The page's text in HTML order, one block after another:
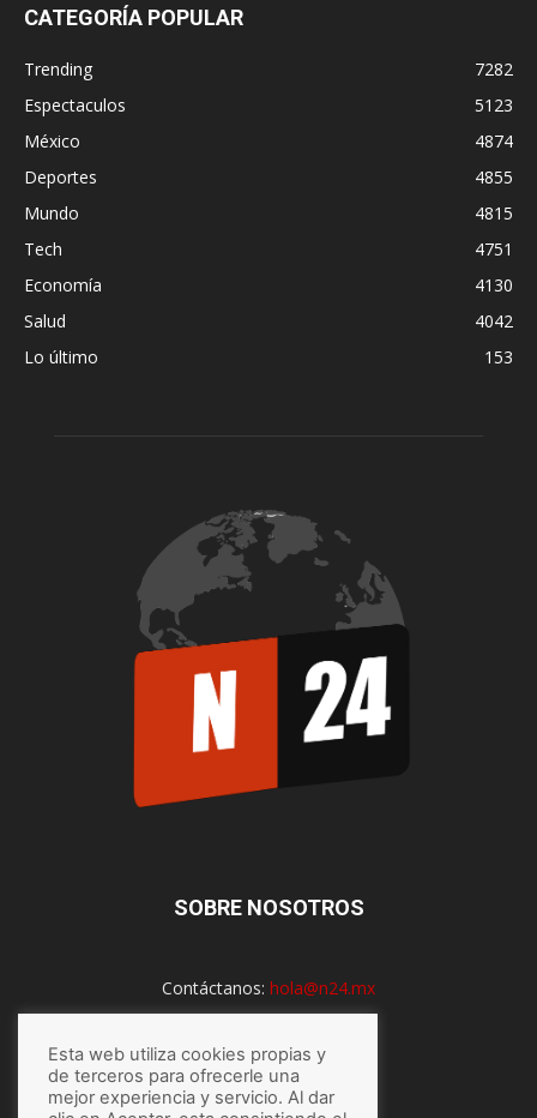
CATEGORÍA POPULAR
Trending
7282
Espectaculos
5123
México
4874
Deportes
4855
Mundo
4815
Tech
4751
Economía
4130
Salud
4042
Lo último
153
SOBRE NOSOTROS
Contáctanos: hola@n24.mx
SÍGUENOS
Esta web utiliza cookies propias y
de terceros para ofrecerle una
mejor experiencia y servicio. Al dar